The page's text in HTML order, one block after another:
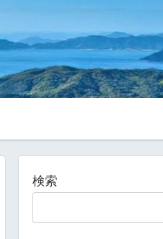
検索